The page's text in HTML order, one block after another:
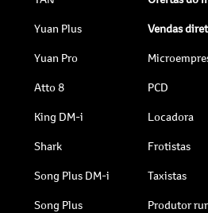
Yuan Plus
Yuan Pro
Atto 8
King DM-i
Shark
Song Plus DM-i
Song Plus
Vendas
PCD
Locadora
Frotistas
Taxistas
Produtor